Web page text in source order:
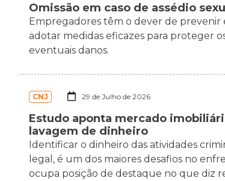
Omissão em caso de assédio
Empregadores têm o dever de prevenir
adotar medidas eficazes para proteger
eventuais danos.
CNJ 29 de Julho de 2026
Estudo aponta mercado
lavagem de dinheiro
Identificar o dinheiro das atividades
legal, é um dos maiores desafios no
ocupa posição de destaque no que diz